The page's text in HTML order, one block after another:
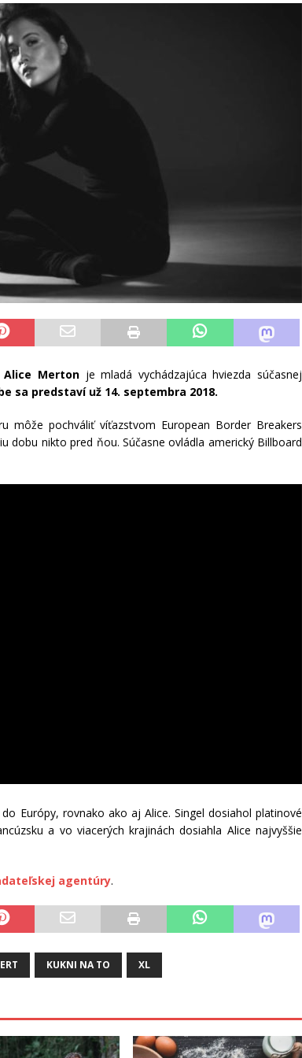
Alice Merton je mladá vychádzajúca hviezda súčasnej
sa predstaví už 14. septembra 2018.
môže pochváliť víťazstvom European Border Breakers
dobu nikto pred ňou. Súčasne ovládla americký Billboard
Európy, rovnako ako aj Alice. Singel dosiahol platinové
a vo viacerých krajinách dosiahla Alice najvyššie
agentúry.
KUKNI NA TO XL